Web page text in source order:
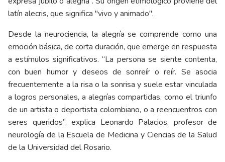
latín alecris, que significa "vivo y animado".
Desde la neurociencia, la alegría se comprende como una
emoción básica, de corta duración, que emerge en respuesta
a estímulos significativos. “La persona se siente contenta,
con buen humor y deseos de sonreír o reír. Se asocia
frecuentemente a la risa o la sonrisa y suele estar vinculada
a logros personales, a alegrías compartidas, como el triunfo
de un artista o deportista colombiano, o a reencuentros con
seres queridos”, explica Leonardo Palacios, profesor de
neurología de la Escuela de Medicina y Ciencias de la Salud
de la Universidad del Rosario.